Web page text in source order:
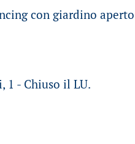
con giardino
1 - Chiuso il LU.